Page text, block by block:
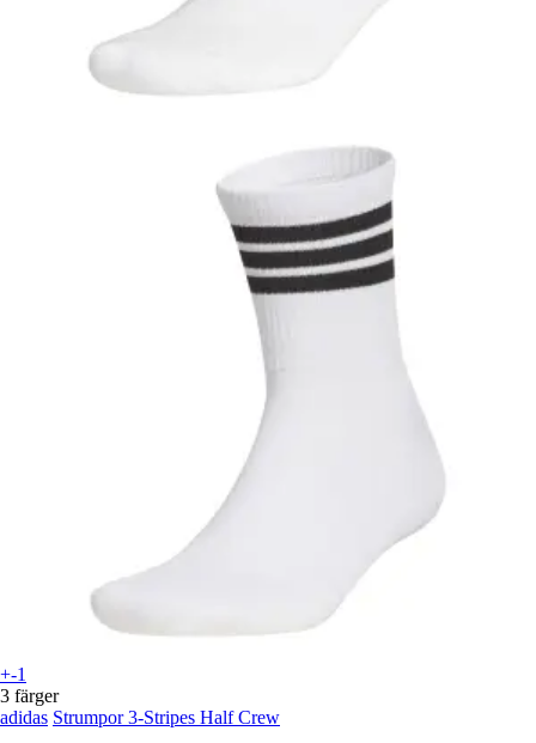
+-1
3 färger
adidas Strumpor 3-Stripes Half Crew